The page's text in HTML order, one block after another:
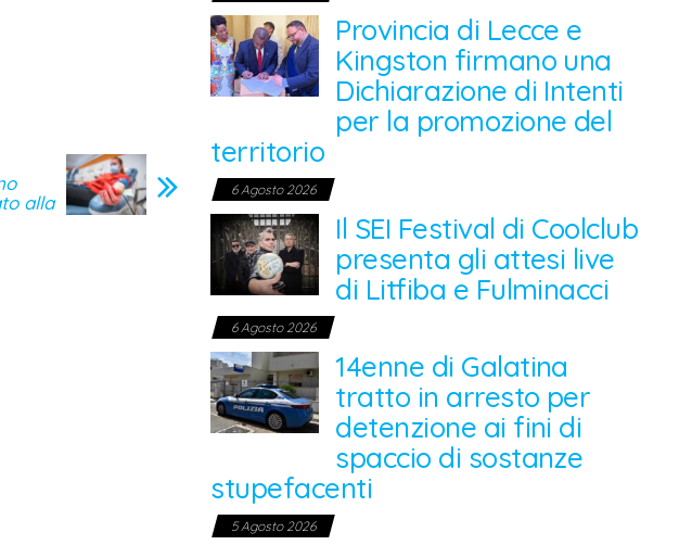
alla
Provincia di Lecce e
Kingston firmano una
Dichiarazione di Intenti
per la promozione del
territorio
6 Agosto 2026
Il SEI Festival di Coolclub
presenta gli attesi live
di Litfiba e Fulminacci
6 Agosto 2026
14enne di Galatina
tratto in arresto per
detenzione ai fini di
spaccio di sostanze
stupefacenti
5 Agosto 2026